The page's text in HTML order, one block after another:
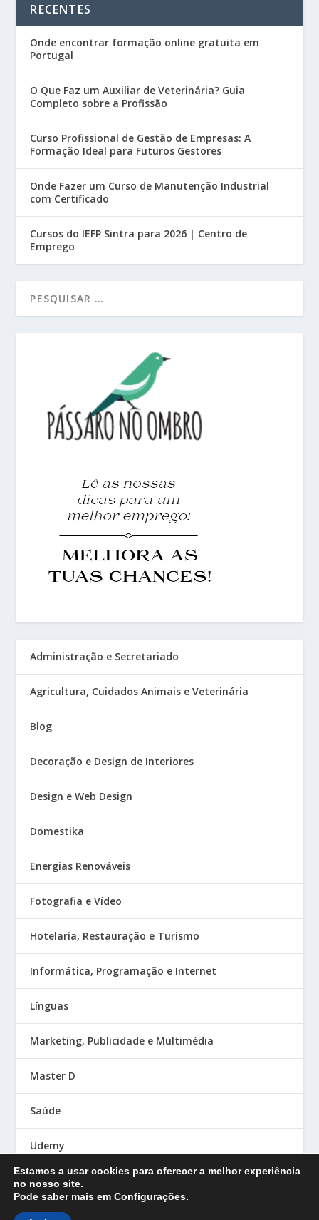
RECENTES
Onde encontrar formação online gratuita em
Portugal
O Que Faz um Auxiliar de Veterinária? Guia
Completo sobre a Profissão
Curso Profissional de Gestão de Empresas: A
Formação Ideal para Futuros Gestores
Onde Fazer um Curso de Manutenção Industrial
com Certificado
Cursos do IEFP Sintra para 2026 | Centro de
Emprego
Administração e Secretariado
Agricultura, Cuidados Animais e Veterinária
Blog
Decoração e Design de Interiores
Design e Web Design
Domestika
Energias Renováveis
Fotografia e Vídeo
Hotelaria, Restauração e Turismo
Informática, Programação e Internet
Línguas
Marketing, Publicidade e Multimédia
Master D
Saúde
Udemy
Designed by
Estamos a usar cookies para oferecer a melhor experiência
no nosso site.
Pode saber mais em Configurações.